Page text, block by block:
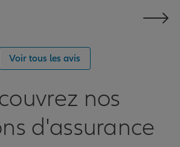
Voir tous les avis
nos
d'assurance